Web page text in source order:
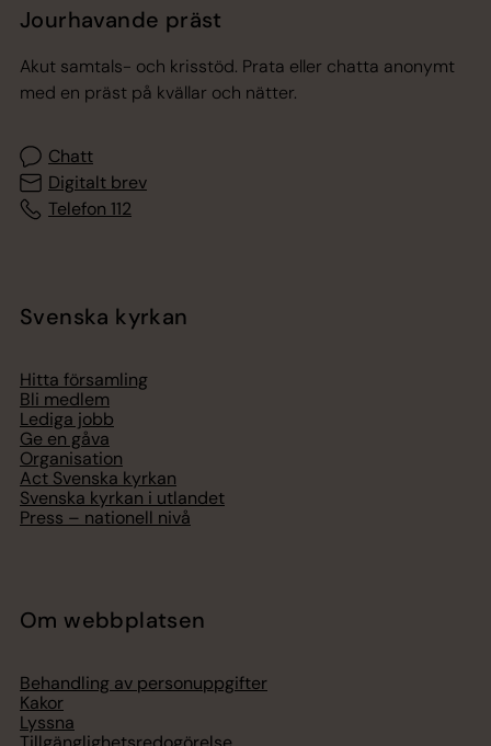
Jourhavande präst
Akut samtals- och krisstöd. Prata eller chatta anonymt
med en präst på kvällar och nätter.
Chatt
Digitalt brev
Telefon 112
Svenska kyrkan
Hitta församling
Bli medlem
Lediga jobb
Ge en gåva
Organisation
Act Svenska kyrkan
Svenska kyrkan i utlandet
Press – nationell nivå
Om webbplatsen
Behandling av personuppgifter
Kakor
Lyssna